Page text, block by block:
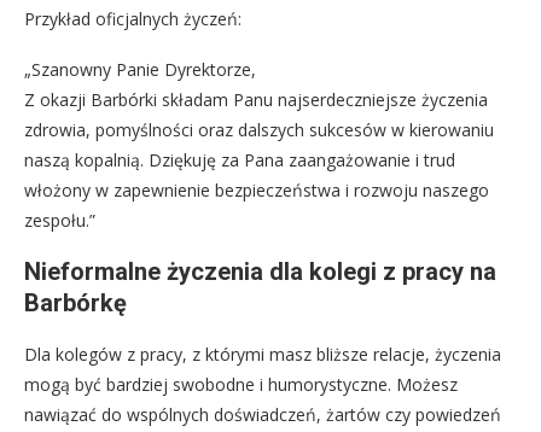
Przykład oficjalnych życzeń:
„Szanowny Panie Dyrektorze,
Z okazji Barbórki składam Panu najserdeczniejsze życzenia
zdrowia, pomyślności oraz dalszych sukcesów w kierowaniu
naszą kopalnią. Dziękuję za Pana zaangażowanie i trud
włożony w zapewnienie bezpieczeństwa i rozwoju naszego
zespołu.”
Nieformalne życzenia dla kolegi z pracy na
Barbórkę
Dla kolegów z pracy, z którymi masz bliższe relacje, życzenia
mogą być bardziej swobodne i humorystyczne. Możesz
nawiązać do wspólnych doświadczeń, żartów czy powiedzeń